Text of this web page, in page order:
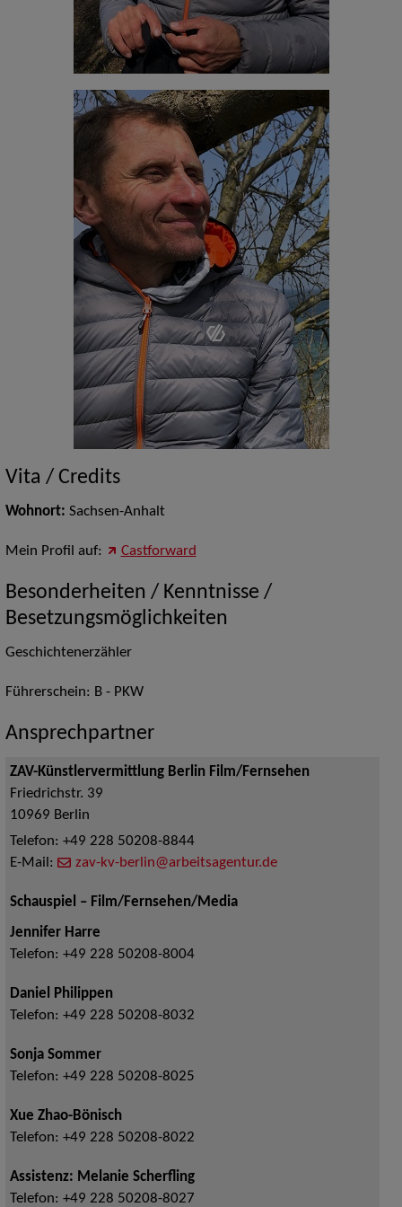
Vita / Credits
Wohnort: Sachsen-Anhalt
Mein Profil auf: Castforward
Besonderheiten / Kenntnisse /
Besetzungsmöglichkeiten
Geschichtenerzähler
Führerschein: B - PKW
Ansprechpartner
ZAV-Künstlervermittlung Berlin Film/Fernsehen
Friedrichstr. 39
10969 Berlin
Telefon: +49 228 50208-8844
E-Mail:
zav-kv-berlin@arbeitsagentur.de
Schauspiel – Film/Fernsehen/Media
Jennifer Harre
Telefon: +49 228 50208-8004
Daniel Philippen
Telefon: +49 228 50208-8032
Sonja Sommer
Telefon: +49 228 50208-8025
Xue Zhao-Bönisch
Telefon: +49 228 50208-8022
Assistenz: Melanie Scherfling
Telefon: +49 228 50208-8027